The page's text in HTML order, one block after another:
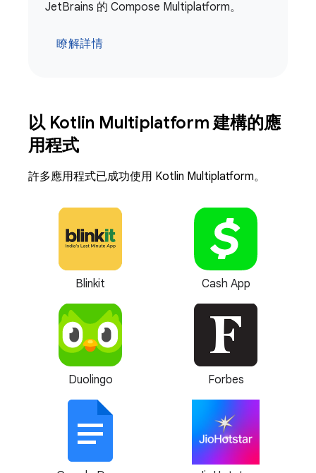
JetBrains 的 Compose Multiplatform。
瞭解詳情
以 Kotlin Multiplatform 建構的應
用程式
許多應用程式已成功使用 Kotlin Multiplatform。
Blinkit Cash App
Duolingo Forbes